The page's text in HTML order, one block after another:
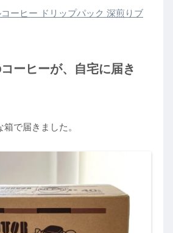
コーヒー ドリップパック 深煎りブ
コーヒーが、自宅に届き
で届きました。